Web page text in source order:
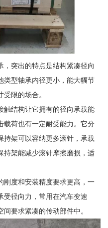
，突出的特点是结构紧凑径向
类型轴承内径更小，能大幅节
限的场合。
触结构让它拥有的径向承载能
载荷也有一定耐受能力。它分
持架可以容纳更多滚针，承载
持架能减少滚针摩擦磨损，适
刚度和安装精度要求更高，一
受径向力，常用在汽车变速
要求紧凑的传动部件中。